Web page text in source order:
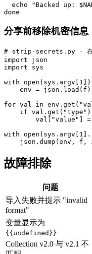
echo "Backed up:
分享前移除机密信息
# strip-secrets.py - 在分
import json
import sys
with
    env = json.load(f)
for val in
if
val["value"]
with
故障排除
问题
导入失败并提示 "invalid
format"
变量显示为
{{undefined}}
Collection v2.0 与 v2.1 不